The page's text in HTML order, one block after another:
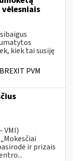
vėlesniais
kiek tai susiję
PVM
VMI)
ir prizais